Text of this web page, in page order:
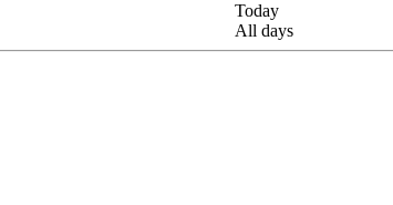
Today
All days